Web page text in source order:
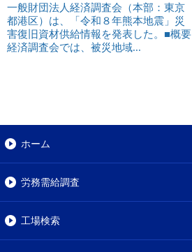
一般財団法人経済調査会（本部：東京
都港区）は、「令和８年熊本地震」災
害復旧資材供給情報を発表した。■概要
経済調査会では、被災地域...
ホーム
労務需給調査
工場検索